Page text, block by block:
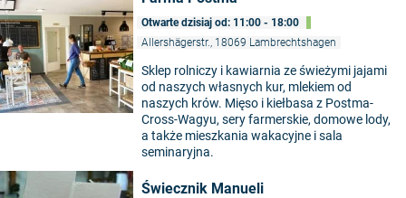
Otwarte dzisiaj od: 11:00 - 18:00
Allershägerstr., 18069 Lambrechtshagen
Sklep rolniczy i kawiarnia ze świeżymi jajami
od naszych własnych kur, mlekiem od
naszych krów. Mięso i kiełbasa z Postma-
Cross-Wagyu, sery farmerskie, domowe lody,
a także mieszkania wakacyjne i sala
seminaryjna.
Świecznik Manueli